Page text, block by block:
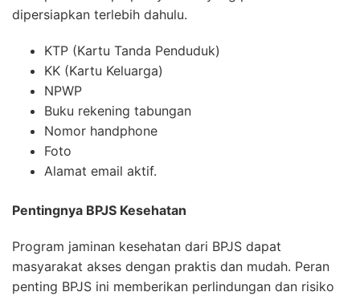
dipersiapkan terlebih dahulu.
KTP (Kartu Tanda Penduduk)
KK (Kartu Keluarga)
NPWP
Buku rekening tabungan
Nomor handphone
Foto
Alamat email aktif.
Pentingnya BPJS Kesehatan
Program jaminan kesehatan dari BPJS dapat
masyarakat akses dengan praktis dan mudah. Peran
penting BPJS ini memberikan perlindungan dan risiko